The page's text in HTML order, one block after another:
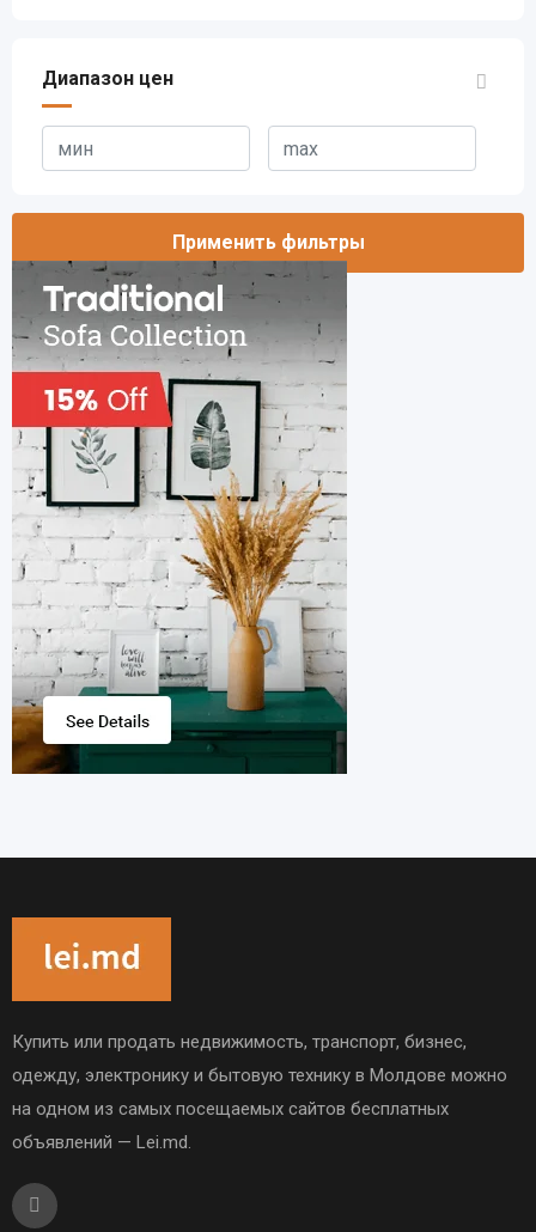
Диапазон цен
Применить фильтры
Купить или продать недвижимость, транспорт, бизнес,
одежду, электронику и бытовую технику в Молдове можно
на одном из самых посещаемых сайтов бесплатных
объявлений — Lei.md.